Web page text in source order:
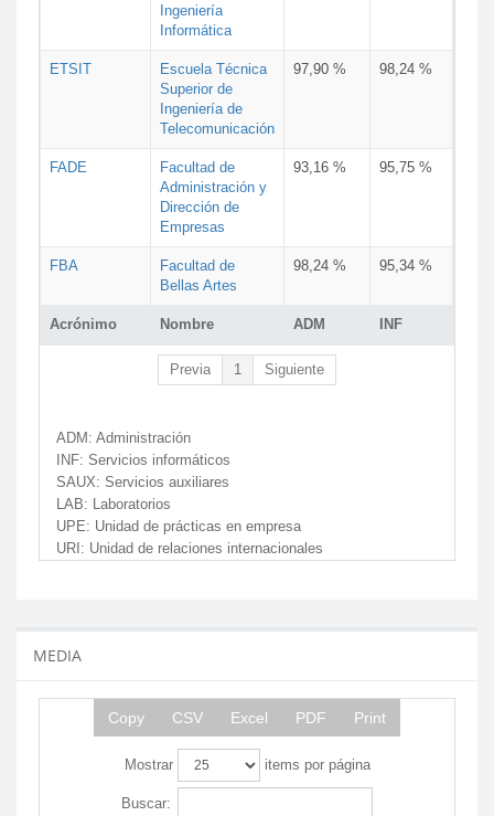
Acrónimo Nombre ADM INF
Ingeniería
Informática
ETSIT
Escuela Técnica
Superior de
Ingeniería de
Telecomunicación
97,90 % 98,24 %
FADE
Facultad de
Administración y
Dirección de
Empresas
93,16 % 95,75 %
FBA
Facultad de
Bellas Artes
98,24 % 95,34 %
Previa 1 Siguiente
ADM: Administración
INF: Servicios informáticos
SAUX: Servicios auxiliares
LAB: Laboratorios
UPE: Unidad de prácticas en empresa
URI: Unidad de relaciones internacionales
MEDIA
Copy CSV Excel PDF Print
Mostrar items por página
Buscar: